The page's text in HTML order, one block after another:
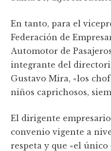
En tanto, para el
Federación de
Automotor de
integrante del
Gustavo Mira, «los
niños caprichosos,
El dirigente
convenio vigente a
respeta y que «el